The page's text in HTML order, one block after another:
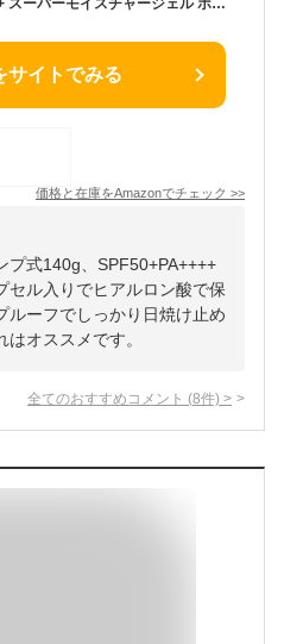
スキンアクア(SKIN AQUA) 50+ スーパーモイスチャージェル ポンプ 140g
サイトでみる
価格と在庫をAmazonでチェック >>
プ式140g、SPF50+PA++++
セル入りでヒアルロン酸で保
ルーフでしっかり日焼け止め
オススメです。
全てのおすすめコメント (8件) >